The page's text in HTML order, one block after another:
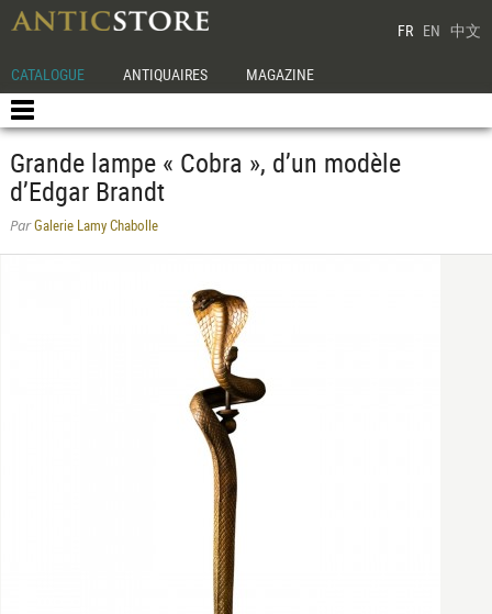
FR EN 中文
CATALOGUE ANTIQUAIRES MAGAZINE
Grande lampe « Cobra », d’un modèle
d’Edgar Brandt
ParGalerie Lamy Chabolle